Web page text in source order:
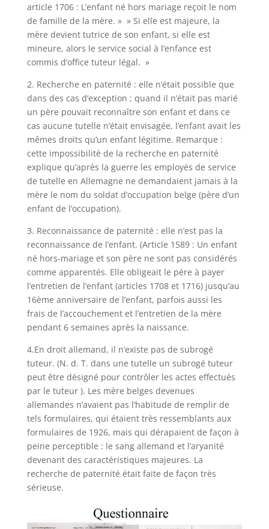
article 1706 : L’enfant né hors mariage reçoit le nom
de famille de la mère. » » Si elle est majeure, la
mère devient tutrice de son enfant, si elle est
mineure, alors le service social à l’enfance est
commis d’office tuteur légal. »
2. Recherche en paternité : elle n’était possible que
dans des cas d’exception ; quand il n’était pas marié
un père pouvait reconnaître son enfant et dans ce
cas aucune tutelle n’était envisagée, l’enfant avait les
mêmes droits qu’un enfant légitime. Remarque :
cette impossibilité de la recherche en paternité
explique qu’après la guerre les employés de service
de tutelle en Allemagne ne demandaient jamais à la
mère le nom du soldat d’occupation belge (père d’un
enfant de l’occupation).
3. Reconnaissance de paternité : elle n’est pas la
reconnaissance de l’enfant. (Article 1589 : Un enfant
né hors-mariage et son père ne sont pas considérés
comme apparentés. Elle obligeait le père à payer
l’entretien de l’enfant (articles 1708 et 1716) jusqu’au
16ème anniversaire de l’enfant, parfois aussi les
frais de l’accouchement et l’entretien de la mère
pendant 6 semaines après la naissance.
4.En droit allemand, il n’existe pas de subrogé
tuteur. (N. d. T. dans une tutelle un subrogé tuteur
peut être désigné pour contrôler les actes effectués
par le tuteur ). Les mère belges devenues
allemandes n’avaient pas l’habitude de remplir de
tels formulaires, qui étaient très ressemblants aux
formulaires de 1926, mais qui dérapaient de façon à
peine perceptible : le sang allemand et l’aryanité
devenant des caractéristiques majeures. La
recherche de paternité était faite de façon très
sérieuse.